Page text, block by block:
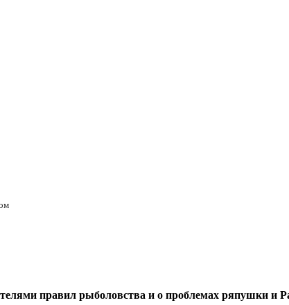
правил рыболовства и о проблемах ряпушки и